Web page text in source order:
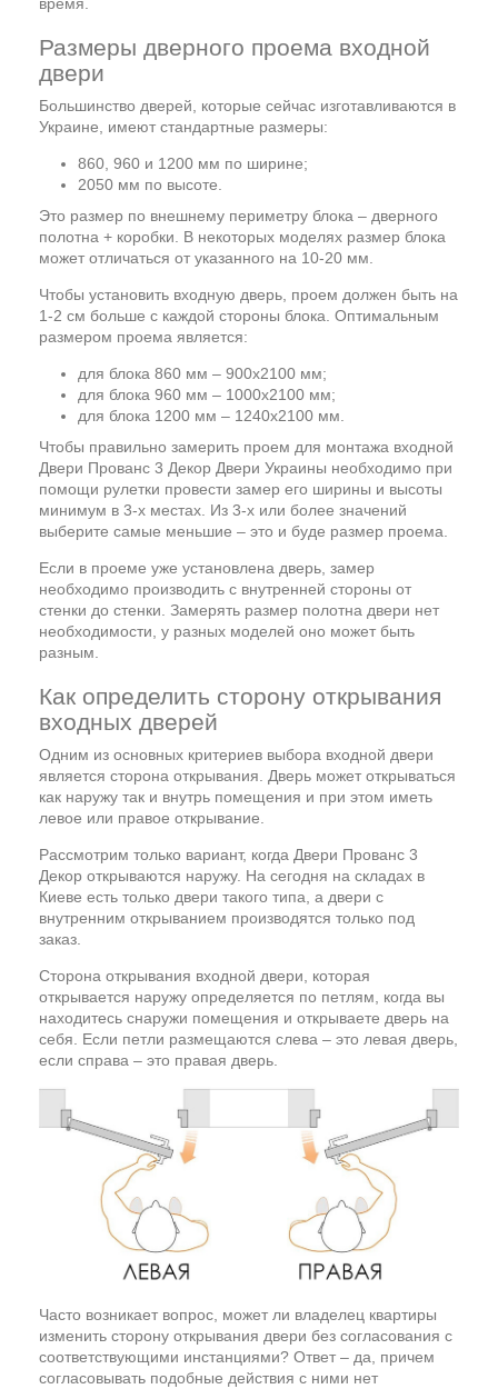
время.
Размеры дверного проема входной
двери
Большинство дверей, которые сейчас изготавливаются в
Украине, имеют стандартные размеры:
860, 960 и 1200 мм по ширине;
2050 мм по высоте.
Это размер по внешнему периметру блока – дверного
полотна + коробки. В некоторых моделях размер блока
может отличаться от указанного на 10-20 мм.
Чтобы установить входную дверь, проем должен быть на
1-2 см больше с каждой стороны блока. Оптимальным
размером проема является:
для блока 860 мм – 900х2100 мм;
для блока 960 мм – 1000х2100 мм;
для блока 1200 мм – 1240х2100 мм.
Чтобы правильно замерить проем для монтажа входной
Двери Прованс 3 Декор Двери Украины необходимо при
помощи рулетки провести замер его ширины и высоты
минимум в 3-х местах. Из 3-х или более значений
выберите самые меньшие – это и буде размер проема.
Если в проеме уже установлена дверь, замер
необходимо производить с внутренней стороны от
стенки до стенки. Замерять размер полотна двери нет
необходимости, у разных моделей оно может быть
разным.
Как определить сторону открывания
входных дверей
Одним из основных критериев выбора входной двери
является сторона открывания. Дверь может открываться
как наружу так и внутрь помещения и при этом иметь
левое или правое открывание.
Рассмотрим только вариант, когда Двери Прованс 3
Декор открываются наружу. На сегодня на складах в
Киеве есть только двери такого типа, а двери с
внутренним открыванием производятся только под
заказ.
Сторона открывания входной двери, которая
открывается наружу определяется по петлям, когда вы
находитесь снаружи помещения и открываете дверь на
себя. Если петли размещаются слева – это левая дверь,
если справа – это правая дверь.
Часто возникает вопрос, может ли владелец квартиры
изменить сторону открывания двери без согласования с
соответствующими инстанциями? Ответ – да, причем
согласовывать подобные действия с ними нет